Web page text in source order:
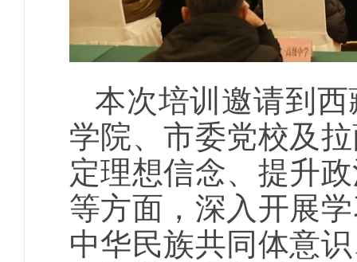
本次培训邀请到
学院、市委党校及
定理想信念、提升
等方面，深入开展
中华民族共同体意